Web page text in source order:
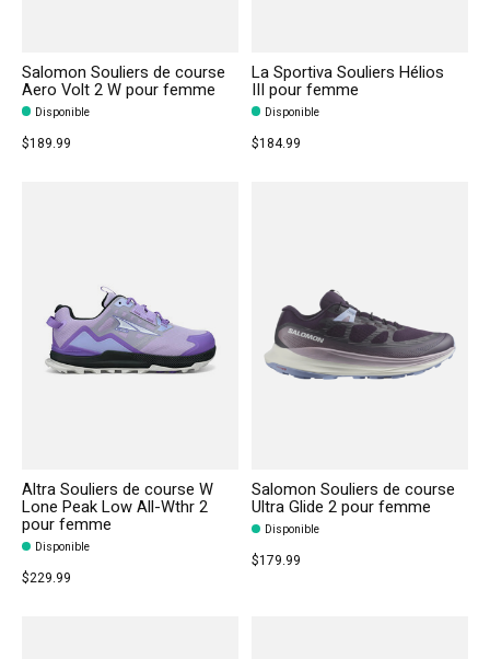
Salomon Souliers de course
Aero Volt 2 W pour femme
Disponible
$189.99
La Sportiva Souliers Hélios
III pour femme
Disponible
$184.99
Altra Souliers de course W
Lone Peak Low All-Wthr 2
pour femme
Disponible
$229.99
Salomon Souliers de course
Ultra Glide 2 pour femme
Disponible
$179.99